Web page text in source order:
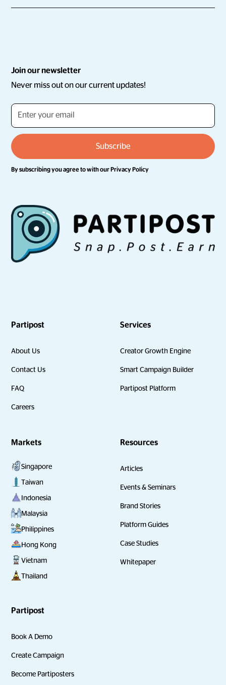
Join our newsletter
Never miss out on our current updates!
By subscribing you agree to with ourPrivacy Policy
Partipost
About Us
Contact Us
FAQ
Careers
Services
Creator Growth Engine
Smart Campaign Builder
Partipost Platform
Markets
Singapore
Taiwan
Indonesia
Malaysia
Philippines
Hong Kong
Vietnam
Thailand
Resources
Articles
Events & Seminars
Brand Stories
Platform Guides
Case Studies
Whitepaper
Partipost
Book A Demo
Create Campaign
Become Partiposters